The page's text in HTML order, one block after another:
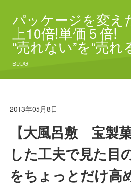
パッケージを変え
上10倍!単価５倍!
“売れない”を“売れ
BLOG
2013年05月8日
【大風呂敷 宝製
した工夫で見た目
をちょっとだけ高